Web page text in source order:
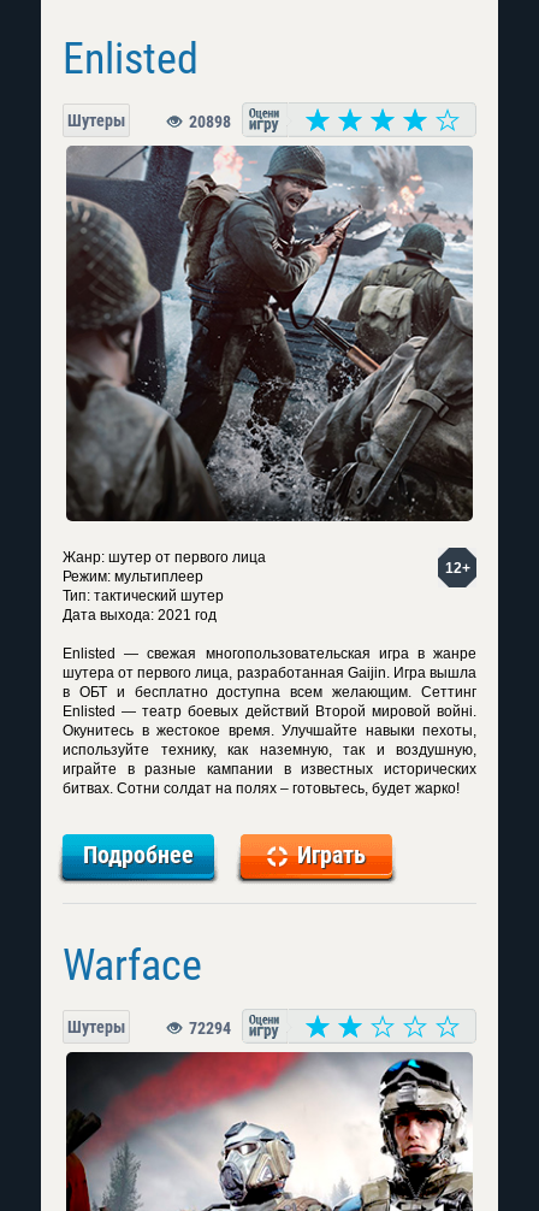
Enlisted
Шутеры 20898
12+
Жанр: шутер от первого лица
Режим: мультиплеер
Тип: тактический шутер
Дата выхода: 2021 год
Enlisted — свежая многопользовательская игра в жанре
шутера от первого лица, разработанная Gaijin. Игра вышла
в ОБТ и бесплатно доступна всем желающим. Сеттинг
Enlisted — театр боевых действий Второй мировой войні.
Окунитесь в жестокое время. Улучшайте навыки пехоты,
используйте технику, как наземную, так и воздушную,
играйте в разные кампании в известных исторических
битвах. Сотни солдат на полях – готовьтесь, будет жарко!
Подробнее Играть
Warface
Шутеры 72294